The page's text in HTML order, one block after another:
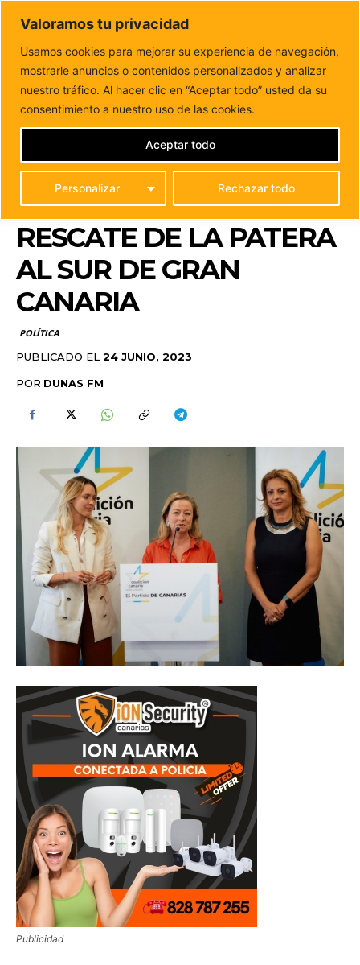
Valoramos tu privacidad
Usamos cookies para mejorar su experiencia de navegación,
mostrarle anuncios o contenidos personalizados y analizar
nuestro tráfico. Al hacer clic en “Aceptar todo” usted da su
consentimiento a nuestro uso de las cookies.
Personalizar Rechazar todo
Aceptar todo
DUNAS FM
Tu informacion de forma cercana
Inicio POLÍTICA
CC exige al Gobierno de Sánchez que dé
la cara para esclarecer...
CC EXIGE AL GOBIERNO
DE SÁNCHEZ QUE DÉ LA
CARA PARA
ESCLARECER EL
RESCATE DE LA PATERA
AL SUR DE GRAN
CANARIA
POLÍTICA
PUBLICADO EL 24 JUNIO, 2023
POR DUNAS FM
Publicidad